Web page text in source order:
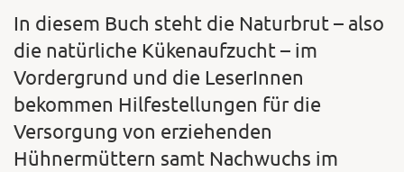
In diesem Buch steht die Naturbrut – also
die natürliche Kükenaufzucht – im
Vordergrund und die LeserInnen
bekommen Hilfestellungen für die
Versorgung von erziehenden
Hühnermüttern samt Nachwuchs im